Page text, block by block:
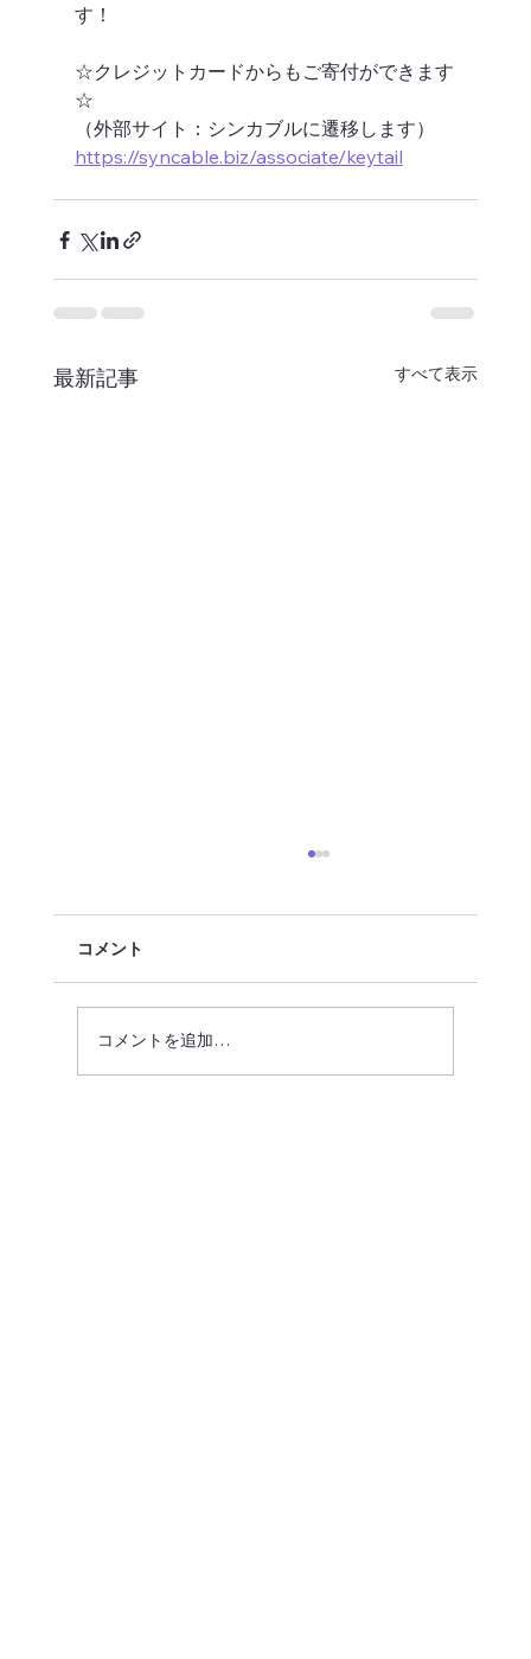
す！
☆クレジットカードからもご寄付ができます
☆
（外部サイト：シンカブルに遷移します）
https://syncable.biz/associate/keytail
最新記事 すべて表示
コメント
コメントを追加…